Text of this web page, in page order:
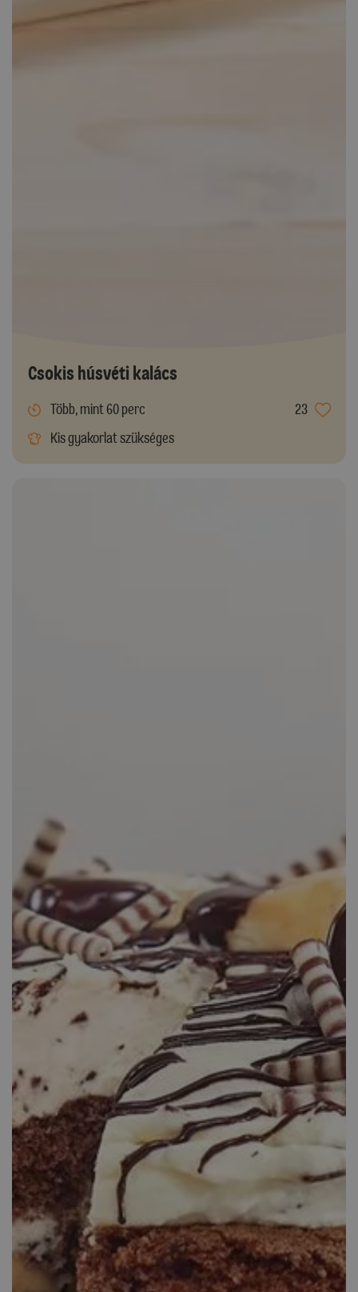
Csokis húsvéti kalács
Több, mint 60 perc
23
Kis gyakorlat szükséges